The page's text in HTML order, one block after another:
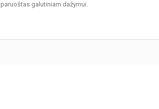
galutiniam dažymui.